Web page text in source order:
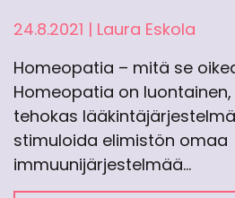
24.8.2021 | Laura Eskola
Homeopatia – mitä se
Homeopatia on
tehokas
stimuloida elimistön omaa
immuunijärjestelmää…